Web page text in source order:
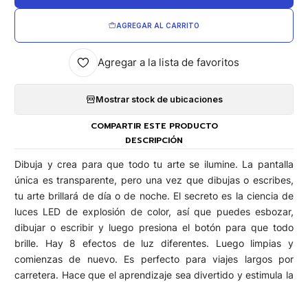
AGREGAR AL CARRITO
Agregar a la lista de favoritos
Mostrar stock de ubicaciones
COMPARTIR ESTE PRODUCTO
DESCRIPCIÓN
Dibuja y crea para que todo tu arte se ilumine. La pantalla
única es transparente, pero una vez que dibujas o escribes,
tu arte brillará de día o de noche. El secreto es la ciencia de
luces LED de explosión de color, así que puedes esbozar,
dibujar o escribir y luego presiona el botón para que todo
brille. Hay 8 efectos de luz diferentes. Luego limpias y
comienzas de nuevo. Es perfecto para viajes largos por
carretera. Hace que el aprendizaje sea divertido y estimula la